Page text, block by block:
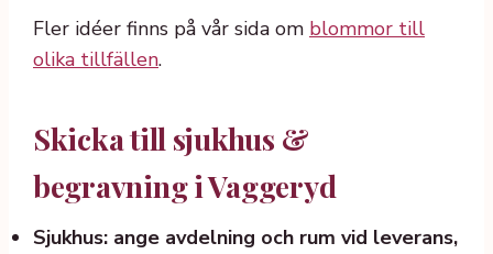
Fler idéer finns på vår sida om blommor till
olika tillfällen.
Skicka till sjukhus &
begravning i Vaggeryd
Sjukhus: ange avdelning och rum vid leverans,